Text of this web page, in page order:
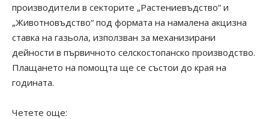
производители в секторите „Растениевъдство“ и
„Животновъдство“ под формата на намалена акцизна
ставка на газьола, използван за механизирани
дейности в първичното селскостопанско производство.
Плащането на помощта ще се състои до края на
годината.
Четете още: